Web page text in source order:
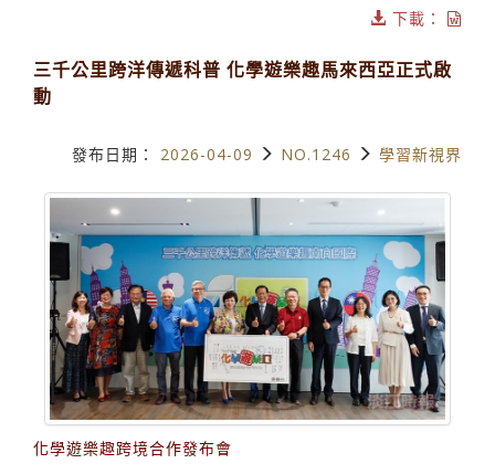
下載：
三千公里跨洋傳遞科普 化學遊樂趣馬來西亞正式啟
動
發布日期： 2026-04-09 NO.1246 學習新視界
化學遊樂趣跨境合作發布會